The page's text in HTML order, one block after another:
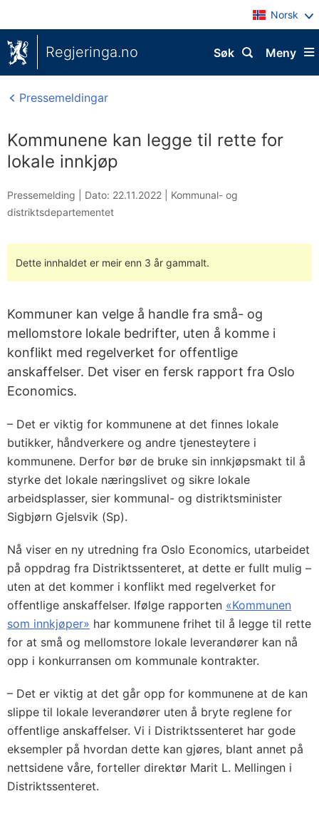
Norsk
Regjeringa.no Meny
Søk
Pressemeldingar
Kommunene kan legge til rette for
lokale innkjøp
Pressemelding | Dato: 22.11.2022
Kommunal- og
distriktsdepartementet
Dette innhaldet er meir enn 3 år gammalt.
Kommuner kan velge å handle fra små- og
mellomstore lokale bedrifter, uten å komme i
konflikt med regelverket for offentlige
anskaffelser. Det viser en fersk rapport fra Oslo
Economics.
– Det er viktig for kommunene at det finnes lokale
butikker, håndverkere og andre tjenesteytere i
kommunene. Derfor bør de bruke sin innkjøpsmakt til å
styrke det lokale næringslivet og sikre lokale
arbeidsplasser, sier kommunal- og distriktsminister
Sigbjørn Gjelsvik (Sp).
Nå viser en ny utredning fra Oslo Economics, utarbeidet
på oppdrag fra Distriktssenteret, at dette er fullt mulig –
uten at det kommer i konflikt med regelverket for
offentlige anskaffelser. Ifølge rapporten «Kommunen
som innkjøper» har kommunene frihet til å legge til rette
for at små og mellomstore lokale leverandører kan nå
opp i konkurransen om kommunale kontrakter.
– Det er viktig at det går opp for kommunene at de kan
slippe til lokale leverandører uten å bryte reglene for
offentlige anskaffelser. Vi i Distriktssenteret har gode
eksempler på hvordan dette kan gjøres, blant annet på
nettsidene våre, forteller direktør Marit L. Mellingen i
Distriktssenteret.